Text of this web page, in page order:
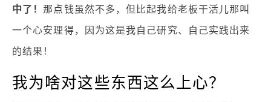
中了！ 那点钱虽然不多，但比起我给老板干活儿那叫
一个心安理得，因为这是我自己研究、自己实践出来
的结果！
我为啥对这些东西这么上心？